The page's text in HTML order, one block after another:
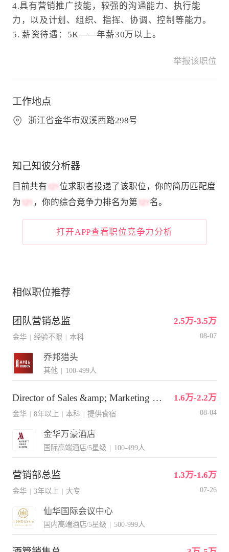
4.具有营销推广技能，较强的沟通能力、执行能
力，以及计划、组织、指挥、协调、控制等能力。
5. 薪资待遇：5K——年薪30万以上。
举报该职位
工作地点
浙江省金华市双溪西路298号
知己知彼分析器
目前共有
位求职者投递了该职位，你的简历匹配度
为
，你的综合竞争力排名为第 名。
打开APP查看职位竞争力分析
相似职位推荐
团队营销总监 2.5万-3.5万
金华 | 经验不限 | 本科 08-07
乔邦猎头
其他 | 100-499人
Director of Sales &amp; Marketing 市场销售总监 1.6万-2.2万
金华 8年以上 本科 提供食宿 08-04
金华万豪酒店
国际高端酒店/5星级 | 100-499人
营销部总监 1.3万-1.6万
金华 | 3年以上 | 大专 07-26
仙华国际会议中心
国内高端酒店/5星级 | 500-999人